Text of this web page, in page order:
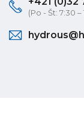
(Po - Št: 7:30 –